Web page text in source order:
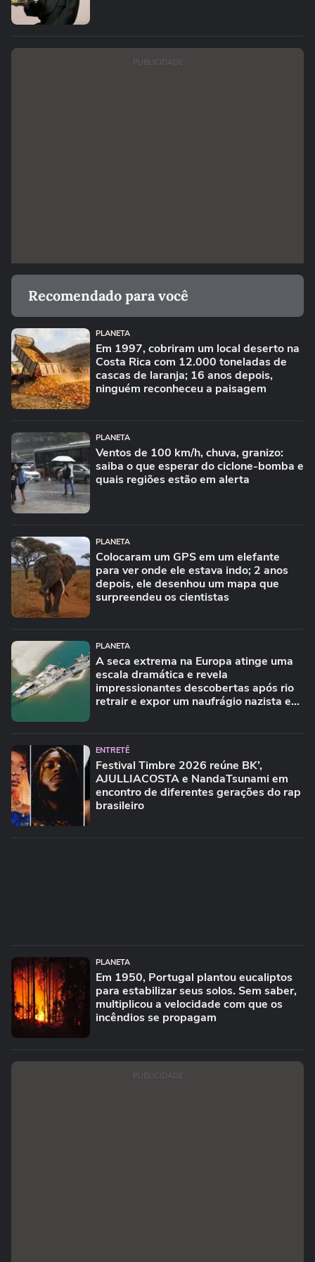
PUBLICIDADE
Recomendado para você
PLANETA
Em 1997, cobriram um local deserto na
Costa Rica com 12.000 toneladas de
cascas de laranja; 16 anos depois,
ninguém reconheceu a paisagem
PLANETA
Ventos de 100 km/h, chuva, granizo:
saiba o que esperar do ciclone-bomba e
quais regiões estão em alerta
PLANETA
Colocaram um GPS em um elefante
para ver onde ele estava indo; 2 anos
depois, ele desenhou um mapa que
surpreendeu os cientistas
PLANETA
A seca extrema na Europa atinge uma
escala dramática e revela
impressionantes descobertas após rio
retrair e expor um naufrágio nazista e
ENTRETÊ
Festival Timbre 2026 reúne BK’,
AJULLIACOSTA e NandaTsunami em
encontro de diferentes gerações do rap
brasileiro
PLANETA
Em 1950, Portugal plantou eucaliptos
para estabilizar seus solos. Sem saber,
multiplicou a velocidade com que os
incêndios se propagam
PUBLICIDADE